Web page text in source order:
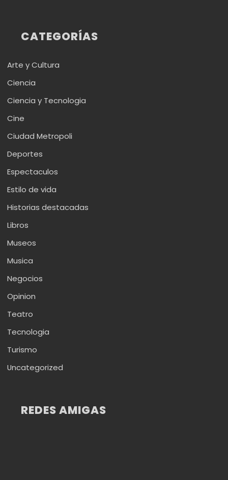
CATEGORÍAS
Arte y Cultura
Ciencia
Ciencia y Tecnologia
Cine
Ciudad Metropoli
Deportes
Espectaculos
Estilo de vida
Historias destacadas
Libros
Museos
Musica
Negocios
Opinion
Teatro
Tecnologia
Turismo
Uncategorized
REDES AMIGAS